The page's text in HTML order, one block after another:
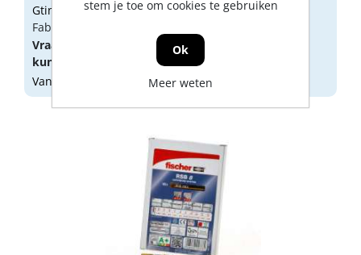
Gtin: 4006209906712
Fabrikant artikel nummer: 90671
Vraag een
aan oflog in
kunnen zien.
Vandaag besteld, morgen geleverd
stem je toe om cookies te gebruiken
Ok
Meer weten